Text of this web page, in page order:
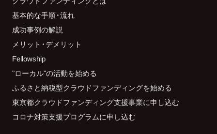
基本的な手順・流れ
成功事例の解説
メリット・デメリット
Fellowship
"ローカル"の活動を始める
ふるさと納税型クラウドファンディングを始める
東京都クラウドファンディング支援事業に申し込む
コロナ対策支援プログラムに申し込む